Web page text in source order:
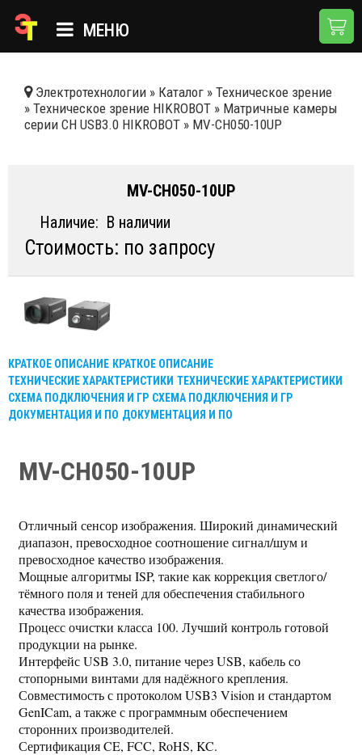
МЕНЮ
КАТАЛОГ
НОВОСТИ
ДОСТАВКА И ОПЛАТА
КОНТАКТЫ
Электротехнологии » Каталог » Техническое зрение
» Техническое зрение HIKROBOT » Матричные камеры
серии CH USB3.0 HIKROBOT » MV-CH050-10UP
MV-CH050-10UP
Наличие: В наличии
Стоимость: по запросу
КРАТКОЕ ОПИСАНИЕ КРАТКОЕ ОПИСАНИЕ
ТЕХНИЧЕСКИЕ ХАРАКТЕРИСТИКИ ТЕХНИЧЕСКИЕ ХАРАКТЕРИСТИКИ
СХЕМА ПОДКЛЮЧЕНИЯ И ГР СХЕМА ПОДКЛЮЧЕНИЯ И ГР
ДОКУМЕНТАЦИЯ И ПО ДОКУМЕНТАЦИЯ И ПО
MV-CH050-10UP
Отличный сенсор изображения. Широкий динамический
диапазон, превосходное соотношение сигнал/шум и
превосходное качество изображения.
Мощные алгоритмы ISP, такие как коррекция светлого/
тёмного поля и теней для обеспечения стабильного
качества изображения.
Процесс очистки класса 100. Лучший контроль готовой
продукции на рынке.
Интерфейс USB 3.0, питание через USB, кабель со
стопорными винтами для надёжного крепления.
Совместимость с протоколом USB3 Vision и стандартом
GenICam, а также с программным обеспечением
сторонних производителей.
Сертификация CE, FCC, RoHS, KC.